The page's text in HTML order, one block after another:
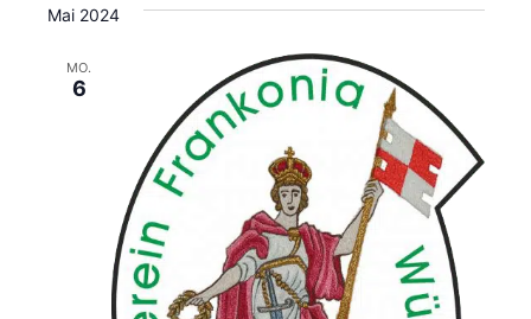
Mai 2024
MO.
6